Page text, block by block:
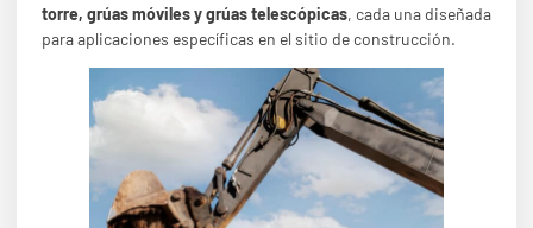
torre, grúas móviles y grúas telescópicas, cada una diseñada
para aplicaciones específicas en el sitio de construcción.